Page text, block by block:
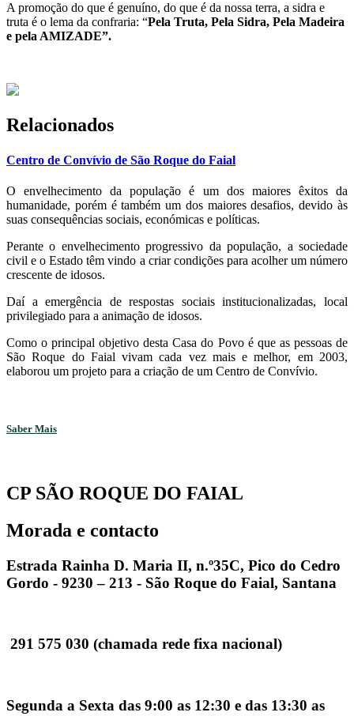
A promoção do que é genuíno, do que é da nossa terra, a sidra e
truta é o lema da confraria: “Pela Truta, Pela Sidra, Pela Madeira
e pela AMIZADE”.
Relacionados
Centro de Convívio de São Roque do Faial
O envelhecimento da população é um dos maiores êxitos da
humanidade, porém é também um dos maiores desafios, devido às
suas consequências sociais, económicas e políticas.
Perante o envelhecimento progressivo da população, a sociedade
civil e o Estado têm vindo a criar condições para acolher um número
crescente de idosos.
Daí a emergência de respostas sociais institucionalizadas, local
privilegiado para a animação de idosos.
Como o principal objetivo desta Casa do Povo é que as pessoas de
São Roque do Faial vivam cada vez mais e melhor, em 2003,
elaborou um projeto para a criação de um Centro de Convívio.
Saber Mais
CP SÃO ROQUE DO FAIAL
Morada e contacto
Estrada Rainha D. Maria II, n.º35C, Pico do Cedro
Gordo - 9230 – 213 - São Roque do Faial, Santana
291 575 030 (chamada rede fixa nacional)
Segunda a Sexta das 9:00 as 12:30 e das 13:30 as